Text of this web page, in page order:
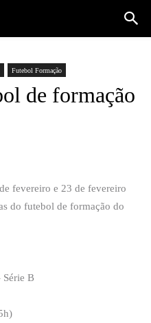
Futebol Formação
de formação
fevereiro e 23 de fevereiro
do futebol de formação do
B